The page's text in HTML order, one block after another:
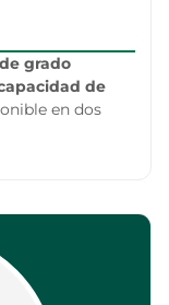
grado
de
en dos